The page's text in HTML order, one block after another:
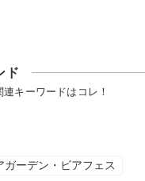
ド
キーワードはコレ！
ガーデン・ビアフェス